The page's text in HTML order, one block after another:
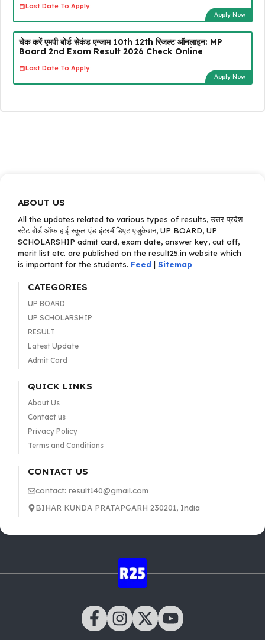
Last Date To Apply:
Apply Now
चेक करें एमपी बोर्ड सेकंड एग्जाम 10th 12th रिजल्ट ऑनलाइन: MP
Board 2nd Exam Result 2026 Check Online
Last Date To Apply:
Apply Now
ABOUT US
All the updates related to various types of results, उत्तर प्रदेश
स्टेट बोर्ड ऑफ हाई स्कूल एंड इंटरमीडिएट एजुकेशन, UP BOARD, UP
SCHOLARSHIP admit card, exam date, answer key, cut off,
merit list etc. are published on the result25.in website which
is important for the students. Feed | Sitemap
CATEGORIES
UP BOARD
UP SCHOLARSHIP
RESULT
Latest Update
Admit Card
QUICK LINKS
About Us
Contact us
Privacy Policy
Terms and Conditions
CONTACT US
contact: result140@gmail.com
BIHAR KUNDA PRATAPGARH 230201, India